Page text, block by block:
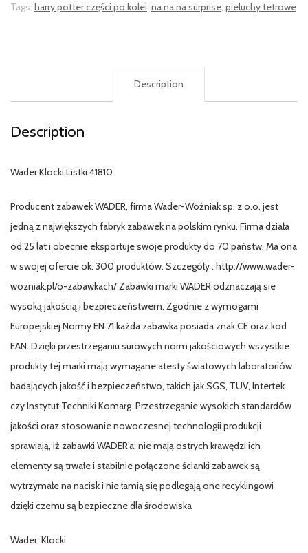
Tags: harry potter części po kolei, na na na surprise, pieluchy tetrowe
Description
Description
Wader Klocki Listki 41810
Producent zabawek WADER, firma Wader-Wożniak sp. z o.o. jest
jedną z największych fabryk zabawek na polskim rynku. Firma działa
od 25 lat i obecnie eksportuje swoje produkty do 70 państw. Ma ona
w swojej ofercie ok. 300 produktów. Szczegóły : http://www.wader-
wozniak.pl/o-zabawkach/ Zabawki marki WADER odznaczają sie
wysoką jakością i bezpieczeństwem. Zgodnie z wymogami
Europejskiej Normy EN 71 każda zabawka posiada znak CE oraz kod
EAN. Dzięki przestrzeganiu surowych norm jakościowych wszystkie
produkty tej marki mają wymagane atesty światowych laboratoriów
badających jakość i bezpieczeństwo, takich jak SGS, TUV, Intertek
czy Instytut Techniki Komarg. Przestrzeganie wysokich standardów
jakości oraz stosowanie nowoczesnej technologii produkcji
sprawiają, iż zabawki WADER’a: nie mają ostrych krawędzi ich
elementy są trwałe i stabilnie połączone ścianki zabawek są
wytrzymałe na nacisk i nie łamią się podlegają one recyklingowi
dzięki czemu są bezpieczne dla środowiska
Wader: Klocki